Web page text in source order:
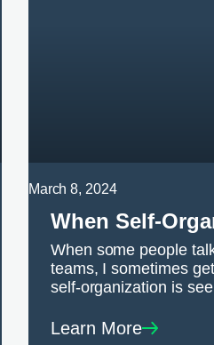
When Self-
When some people
teams, I sometimes
self-organization is
Learn More
March 8, 2024